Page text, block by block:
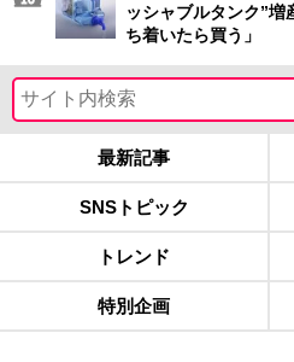
ッシャブルタンク”
ち着いたら買う」
最新記事
SNSトピック
トレンド
特別企画